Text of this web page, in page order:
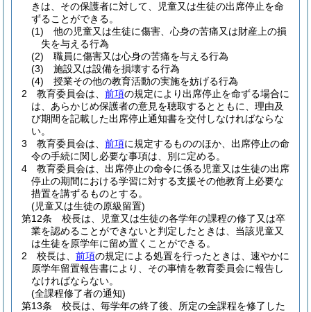
きは、その保護者に対して、児童又は生徒の出席停止を命
ずることができる。
(1)
他の児童又は生徒に傷害、心身の苦痛又は財産上の損
失を与える行為
(2)
職員に傷害又は心身の苦痛を与える行為
(3)
施設又は設備を損壊する行為
(4)
授業その他の教育活動の実施を妨げる行為
2
教育委員会は、 前項の規定により出席停止を命ずる場合に
は、あらかじめ保護者の意見を聴取するとともに、理由及
び期間を記載した出席停止通知書を交付しなければならな
い。
3
教育委員会は、 前項に規定するもののほか、出席停止の命
令の手続に関し必要な事項は、別に定める。
4
教育委員会は、出席停止の命令に係る児童又は生徒の出席
停止の期間における学習に対する支援その他教育上必要な
措置を講ずるものとする。
(児童又は生徒の原級留置)
第12条
校長は、児童又は生徒の各学年の課程の修了又は卒
業を認めることができないと判定したときは、当該児童又
は生徒を原学年に留め置くことができる。
2
校長は、 前項の規定による処置を行ったときは、速やかに
原学年留置報告書により、その事情を教育委員会に報告し
なければならない。
(全課程修了者の通知)
第13条
校長は、毎学年の終了後、所定の全課程を修了した